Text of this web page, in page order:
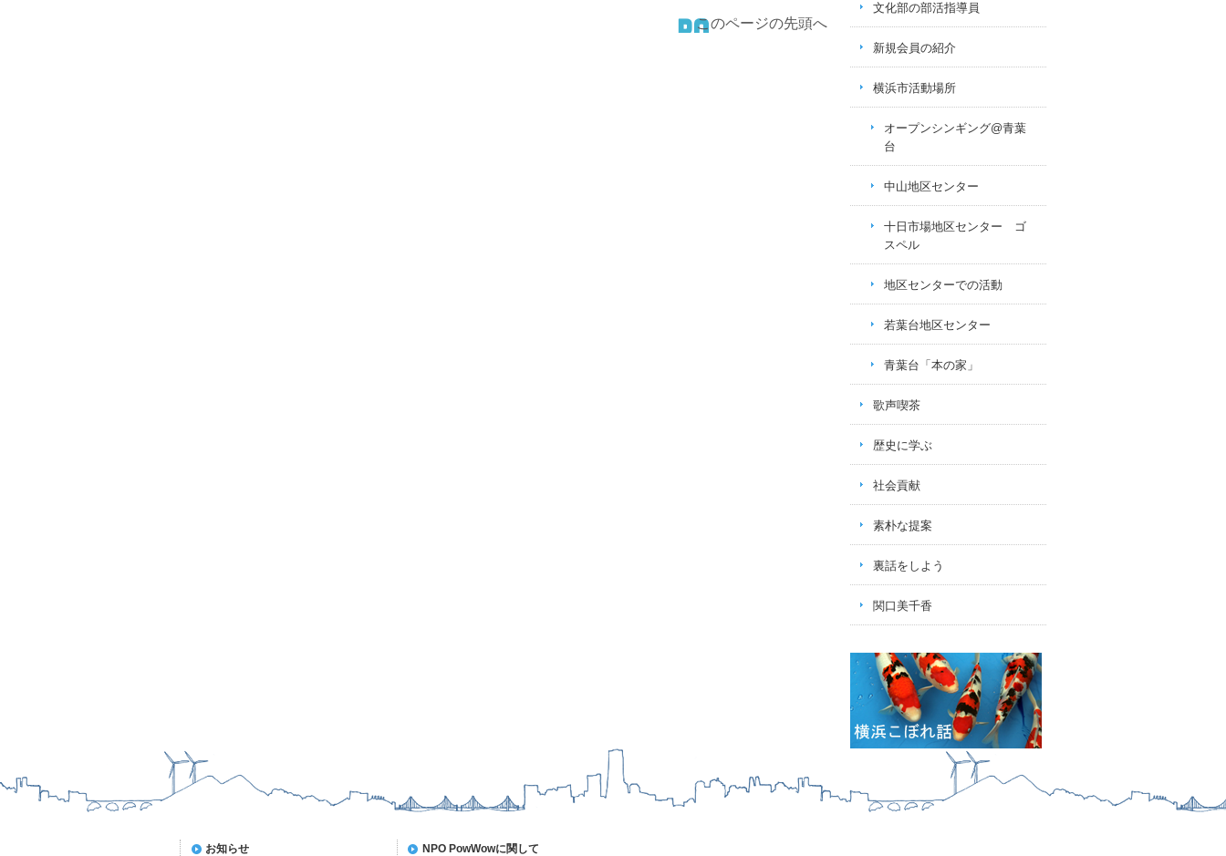
このページの先頭へ
文化部の部活指導員
新規会員の紹介
横浜市活動場所
オープンシンギング@青葉
台
中山地区センター
十日市場地区センター ゴ
スペル
地区センターでの活動
若葉台地区センター
青葉台「本の家」
歌声喫茶
歴史に学ぶ
社会貢献
素朴な提案
裏話をしよう
関口美千香
お知らせ
NPO PowWowに関して